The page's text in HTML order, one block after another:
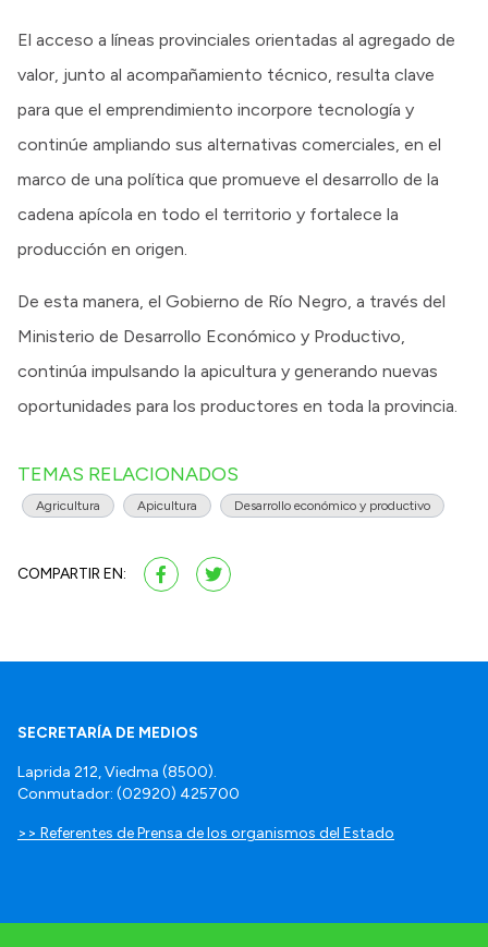
El acceso a líneas provinciales orientadas al agregado de
valor, junto al acompañamiento técnico, resulta clave
para que el emprendimiento incorpore tecnología y
continúe ampliando sus alternativas comerciales, en el
marco de una política que promueve el desarrollo de la
cadena apícola en todo el territorio y fortalece la
producción en origen.
De esta manera, el Gobierno de Río Negro, a través del
Ministerio de Desarrollo Económico y Productivo,
continúa impulsando la apicultura y generando nuevas
oportunidades para los productores en toda la provincia.
TEMAS RELACIONADOS
Agricultura Apicultura Desarrollo económico y productivo
COMPARTIR EN:
SECRETARÍA DE MEDIOS
Laprida 212, Viedma (8500).
Conmutador: (02920) 425700
>> Referentes de Prensa de los organismos del Estado